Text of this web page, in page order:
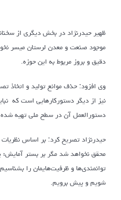
ظهیر حیدرنژاد در بخش دیگری از
موجود صنعت و معدن لرستان میسر
دقیق و بروز مربوط به این حوزه.
وی افزود: حذف موانع تولید و اتخاذ
نیز از دیگر دستورکارهایی است که
دستورالعمل آن در سطح ملی تهیه
حیدرنژاد تصریح کرد: بر اساس
محقق نخواهد شد مگر بر بستر آمایش؛
توانمندی‌ها و ظرفیت‌هایمان را
شویم و پیش برویم.